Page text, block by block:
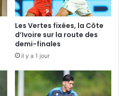
Les Vertes fixées, la Côte
d’Ivoire sur la route des
demi-finales
il y a 1 jour